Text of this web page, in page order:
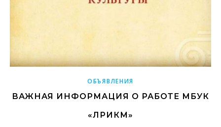
ОБЪЯВЛЕНИЯ
ВАЖНАЯ ИНФОРМАЦИЯ О РАБОТЕ МБУК
«ЛРИКМ»